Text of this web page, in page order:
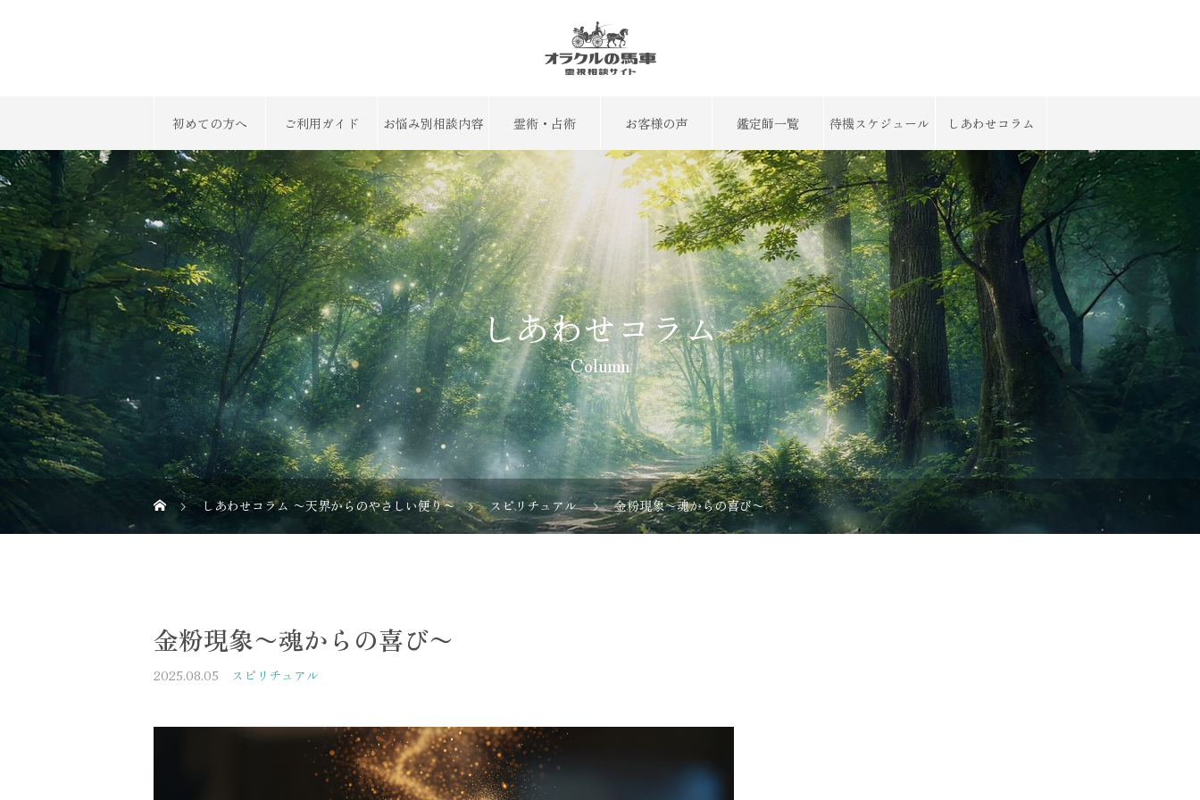
初めての方へ ご利用ガイド お悩み別相談内容 霊術・占術 お客様の声 鑑定師一覧 待機スケジュール しあわせコラム
しあわせコラム
Column
しあわせコラム 〜天界からのやさしい便り〜 スピリチュアル 金粉現象〜魂からの喜び〜
金粉現象〜魂からの喜び〜
2025.08.05 スピリチュアル